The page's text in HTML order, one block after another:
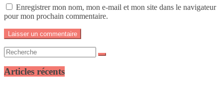
Enregistrer mon nom, mon e-mail et mon site dans le navigateur
pour mon prochain commentaire.
Articles récents